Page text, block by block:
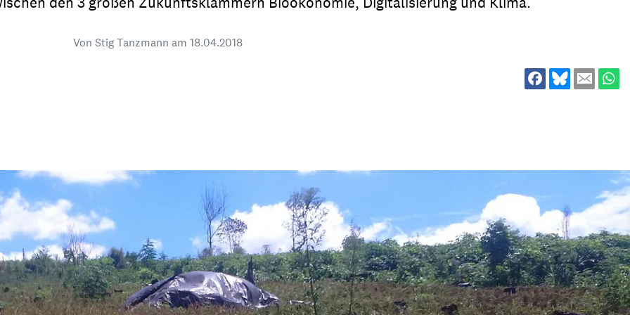
Gemeindematerial Fachpublikationen
Bildungsmaterial Projektmaterial
die Welt-Jugend
Ehrenamt & Mitmachen
Bildungsmaterial
Von Stig Tanzmann am 18.04.2018